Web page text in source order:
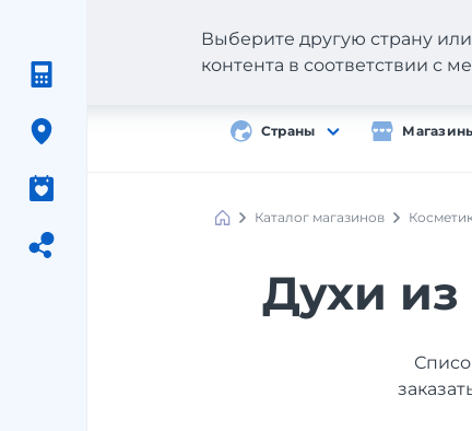
Страны
Выберите другую страну
контента в соответствии с
Каталог магазинов
Духи из